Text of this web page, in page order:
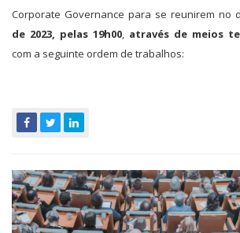
Corporate Governance para se reunirem no
de 2023, pelas 19h00, através de meios
com a seguinte ordem de trabalhos: